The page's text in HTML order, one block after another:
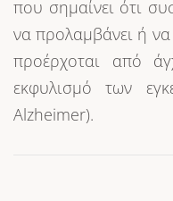
που σημαίνει ότι
να προλαμβάνει ή
προέρχοται από
εκφυλισμό των
Alzheimer).